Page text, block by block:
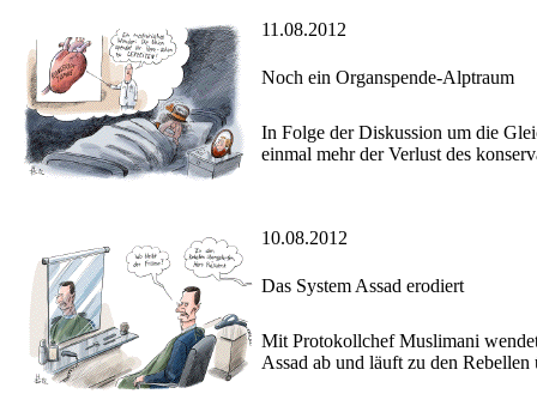
11.08.2012
Noch ein Organspende-Alptraum
In Folge der Diskussion um die
einmal mehr der Verlust des
10.08.2012
Das System Assad erodiert
Mit Protokollchef Muslimani
Assad ab und läuft zu den Rebellen